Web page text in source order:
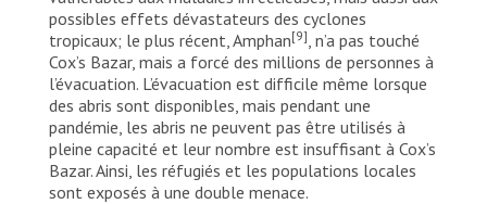
possibles effets dévastateurs des cyclones
tropicaux; le plus récent, Amphan[9] , n’a pas touché
Cox’s Bazar, mais a forcé des millions de personnes à
l’évacuation. L’évacuation est difficile même lorsque
des abris sont disponibles, mais pendant une
pandémie, les abris ne peuvent pas être utilisés à
pleine capacité et leur nombre est insuffisant à Cox’s
Bazar. Ainsi, les réfugiés et les populations locales
sont exposés à une double menace.